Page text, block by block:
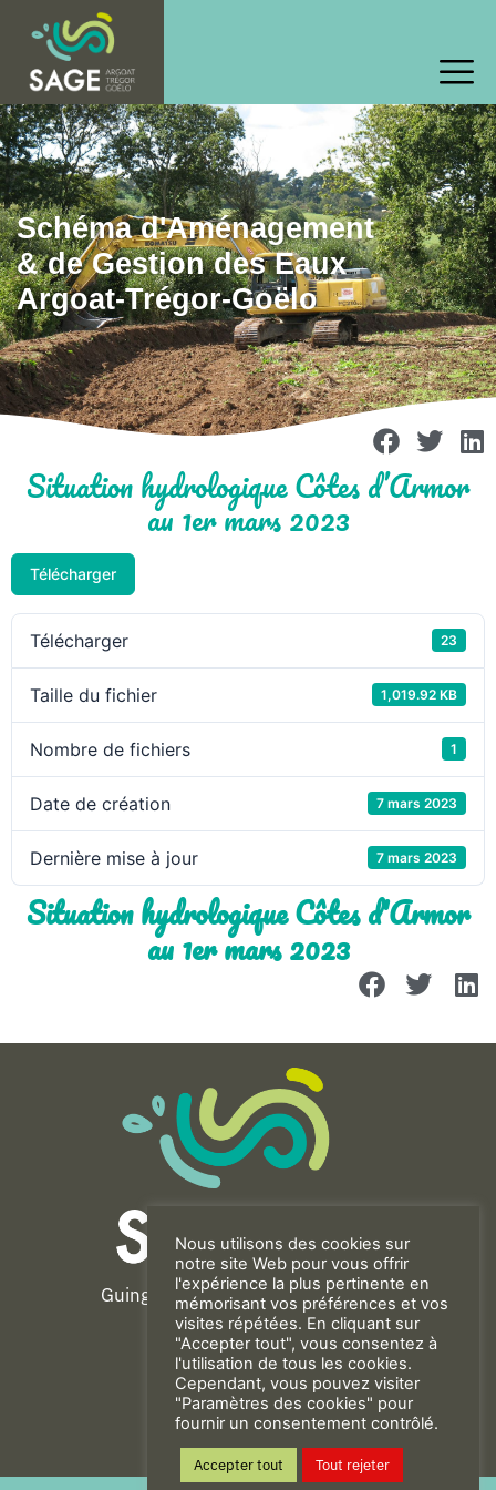
Schéma d'Aménagement
& de Gestion des Eaux
Argoat-Trégor-Goëlo
Situation hydrologique Côtes d’Armor
au 1er mars 2023
Télécharger
Télécharger 23
Taille du fichier 1,019.92 KB
Nombre de fichiers 1
Date de création 7 mars 2023
Dernière mise à jour 7 mars 2023
Situation hydrologique Côtes d'Armor
au 1er mars 2023
Guingamp-Paimpol Agglomération
11 rue de la Trinité
22200 GUINGAMP
02 96 40 23 82
CONTACT
Nous utilisons des cookies sur
notre site Web pour vous offrir
l'expérience la plus pertinente en
mémorisant vos préférences et vos
visites répétées. En cliquant sur
"Accepter tout", vous consentez à
l'utilisation de tous les cookies.
Cependant, vous pouvez visiter
"Paramètres des cookies" pour
fournir un consentement contrôlé.
Accepter tout Tout rejeter